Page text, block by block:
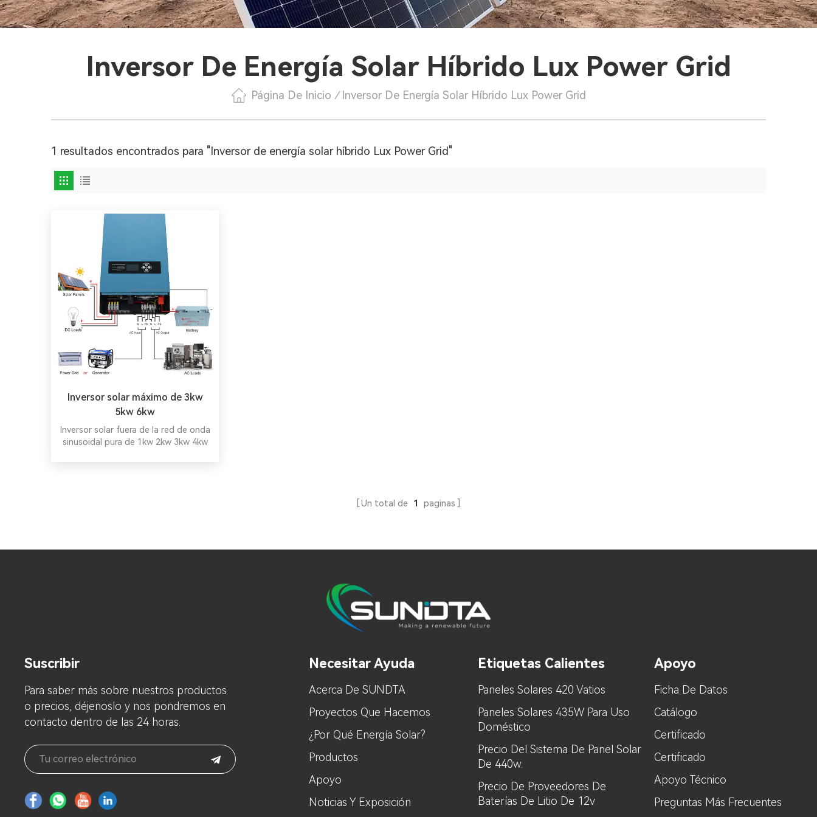
Inversor De Energía Solar Híbrido Lux Power Grid
Página De Inicio / Inversor De Energía Solar Híbrido Lux Power Grid
1 resultados encontrados para "Inversor de energía solar híbrido Lux Power Grid"
Inversor solar máximo de 3kw
5kw 6kw
Inversor solar fuera de la red de onda
sinusoidal pura de 1kw 2kw 3kw 4kw
Un total de 1 paginas
Suscribir
Para saber más sobre nuestros productos
o precios, déjenoslo y nos pondremos en
contacto dentro de las 24 horas.
Necesitar Ayuda
Acerca De SUNDTA
Proyectos Que Hacemos
¿Por Qué Energía Solar?
Productos
Apoyo
Noticias Y Exposición
Etiquetas Calientes
Paneles Solares 420 Vatios
Paneles Solares 435W Para Uso
Doméstico
Precio Del Sistema De Panel Solar
De 440w.
Precio De Proveedores De
Baterías De Litio De 12v
Apoyo
Ficha De Datos
Catálogo
Certificado
Certificado
Apoyo Técnico
Preguntas Más Frecuentes